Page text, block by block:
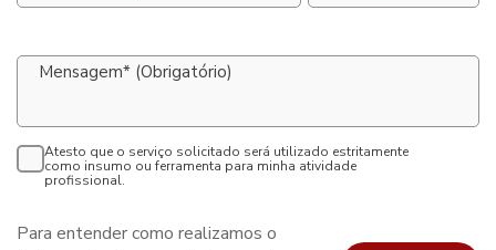
Mensagem* (Obrigatório)
Atesto que o serviço solicitado será utilizado estritamente
como insumo ou ferramenta para minha atividade
profissional.
Para entender como realizamos o